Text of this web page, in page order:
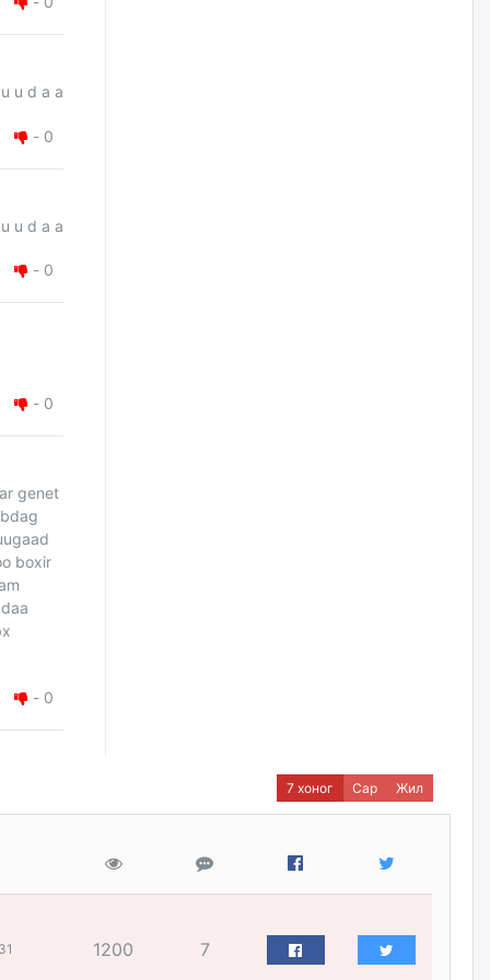
u d a a
- 0
u d a a
- 0
- 0
genet
boxir
- 0
хуулиар хамгаалах ёстой
өчигдѳр
Оюу толгойгоос “Рио Тинто”
ашиг хүртэж эхэлсэн ч Монгол
7 хоног Сар Жил
1200 7